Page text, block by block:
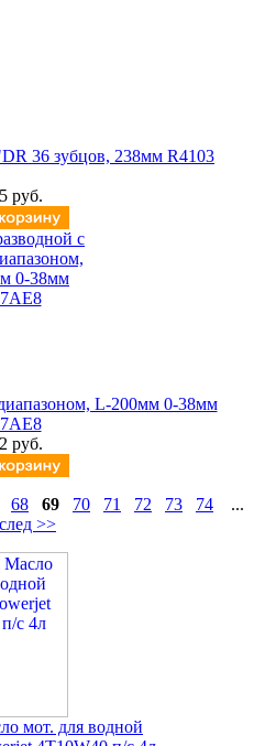
36 зубцов, 238мм R4103
руб.
L-200мм 0-38мм
руб.
68 69 70 71 72 73 74 ...
след >>
мот. для водной